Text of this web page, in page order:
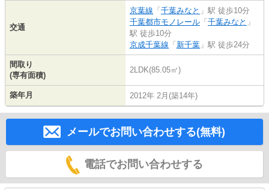
交通
京葉線 「 千葉みなと 」駅 徒歩10分
千葉都市モノレール 「 千葉みなと 」
駅 徒歩10分
京成千葉線 「 新千葉 」駅 徒歩24分
間取り
(専有面積)
2LDK(85.05㎡)
築年月 2012年 2月(築14年)
メールでお問い合わせする(無料)
電話でお問い合わせする